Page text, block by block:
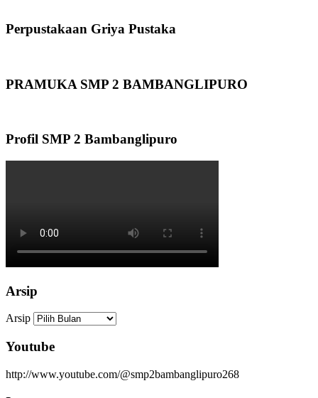
Perpustakaan Griya Pustaka
PRAMUKA SMP 2 BAMBANGLIPURO
Profil SMP 2 Bambanglipuro
Arsip
Arsip
Youtube
http://www.youtube.com/@smp2bambanglipuro268